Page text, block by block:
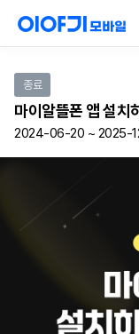
종료
마이알뜰폰 앱 설치
2024-06-20 ~ 2025-